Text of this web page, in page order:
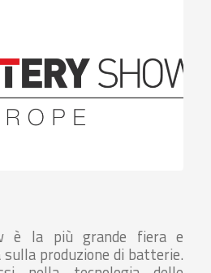
è la più grande fiera e
produzione di batterie.